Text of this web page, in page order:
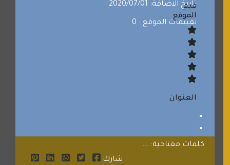
تاريخ الاضافة: 2020/07/01
تقييمات الموقع : 0
قيم
الموقع
العنوان
كلمات مفتاحية: ...
شارك